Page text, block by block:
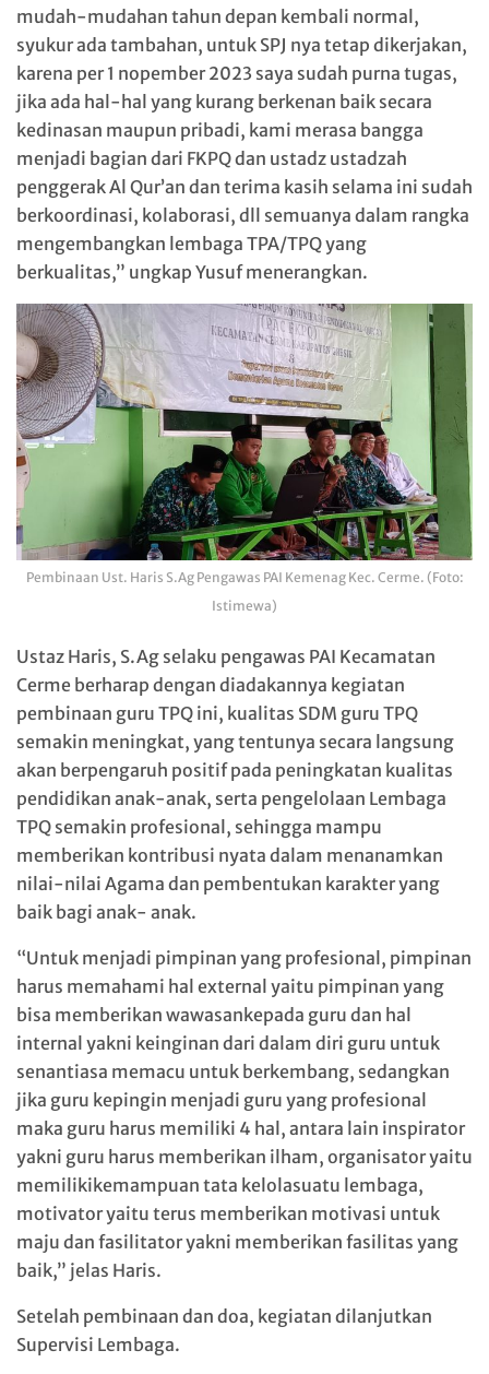
mudah-mudahan tahun depan kembali normal,
syukur ada tambahan, untuk SPJ nya tetap dikerjakan,
karena per 1 nopember 2023 saya sudah purna tugas,
jika ada hal-hal yang kurang berkenan baik secara
kedinasan maupun pribadi, kami merasa bangga
menjadi bagian dari FKPQ dan ustadz ustadzah
penggerak Al Qur’an dan terima kasih selama ini sudah
berkoordinasi, kolaborasi, dll semuanya dalam rangka
mengembangkan lembaga TPA/TPQ yang
berkualitas,” ungkap Yusuf menerangkan.
Pembinaan Ust. Haris S.Ag Pengawas PAI Kemenag Kec. Cerme. (Foto:
Istimewa)
Ustaz Haris, S.Ag selaku pengawas PAI Kecamatan
Cerme berharap dengan diadakannya kegiatan
pembinaan guru TPQ ini, kualitas SDM guru TPQ
semakin meningkat, yang tentunya secara langsung
akan berpengaruh positif pada peningkatan kualitas
pendidikan anak-anak, serta pengelolaan Lembaga
TPQ semakin profesional, sehingga mampu
memberikan kontribusi nyata dalam menanamkan
nilai-nilai Agama dan pembentukan karakter yang
baik bagi anak- anak.
“Untuk menjadi pimpinan yang profesional, pimpinan
harus memahami hal external yaitu pimpinan yang
bisa memberikan wawasankepada guru dan hal
internal yakni keinginan dari dalam diri guru untuk
senantiasa memacu untuk berkembang, sedangkan
jika guru kepingin menjadi guru yang profesional
maka guru harus memiliki 4 hal, antara lain inspirator
yakni guru harus memberikan ilham, organisator yaitu
memilikikemampuan tata kelolasuatu lembaga,
motivator yaitu terus memberikan motivasi untuk
maju dan fasilitator yakni memberikan fasilitas yang
baik,” jelas Haris.
Setelah pembinaan dan doa, kegiatan dilanjutkan
Supervisi Lembaga.